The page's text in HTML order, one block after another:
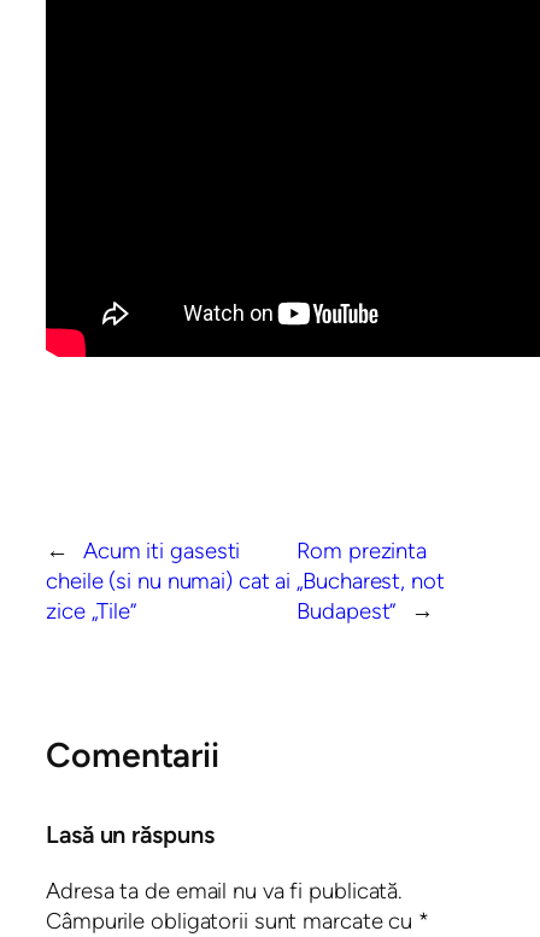
←
Acum iti gasesti
cheile (si nu numai) cat ai
zice „Tile”
Rom prezinta
„Bucharest, not
Budapest”
→
Comentarii
Lasă un răspuns
Adresa ta de email nu va fi publicată.
Câmpurile obligatorii sunt marcate cu *